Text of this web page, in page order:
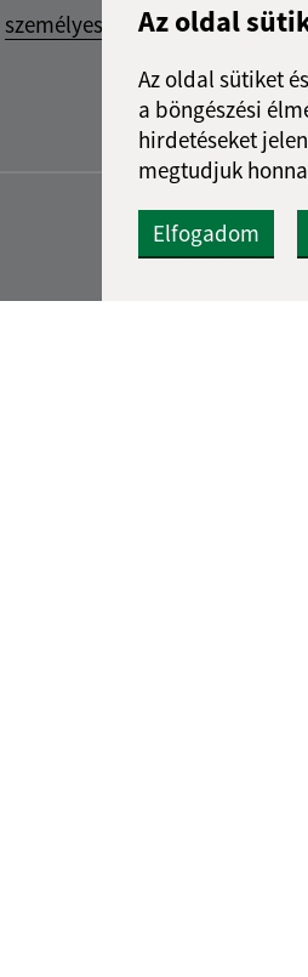
Az oldal
Az oldal sütiket
a böngészési
hirdetéseket
megtudjuk
Elfogadom
személyes adatok